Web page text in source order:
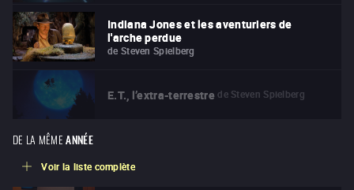
Indiana Jones et les aventuriers de
l'arche perdue
de Steven Spielberg
E.T., l’extra-terrestre de Steven Spielberg
DE LA MÊME ANNÉE
Voir la liste complète